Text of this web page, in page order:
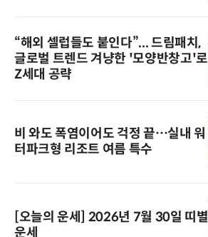
“해외 셀럽들도 붙인다”... 드림패치,
글로벌 트렌드 겨냥한 '모양반창고'로
Z세대 공략
비 와도 폭염이어도 걱정 끝…실내 워
터파크형 리조트 여름 특수
[오늘의 운세] 2026년 7월 30일 띠별
운세